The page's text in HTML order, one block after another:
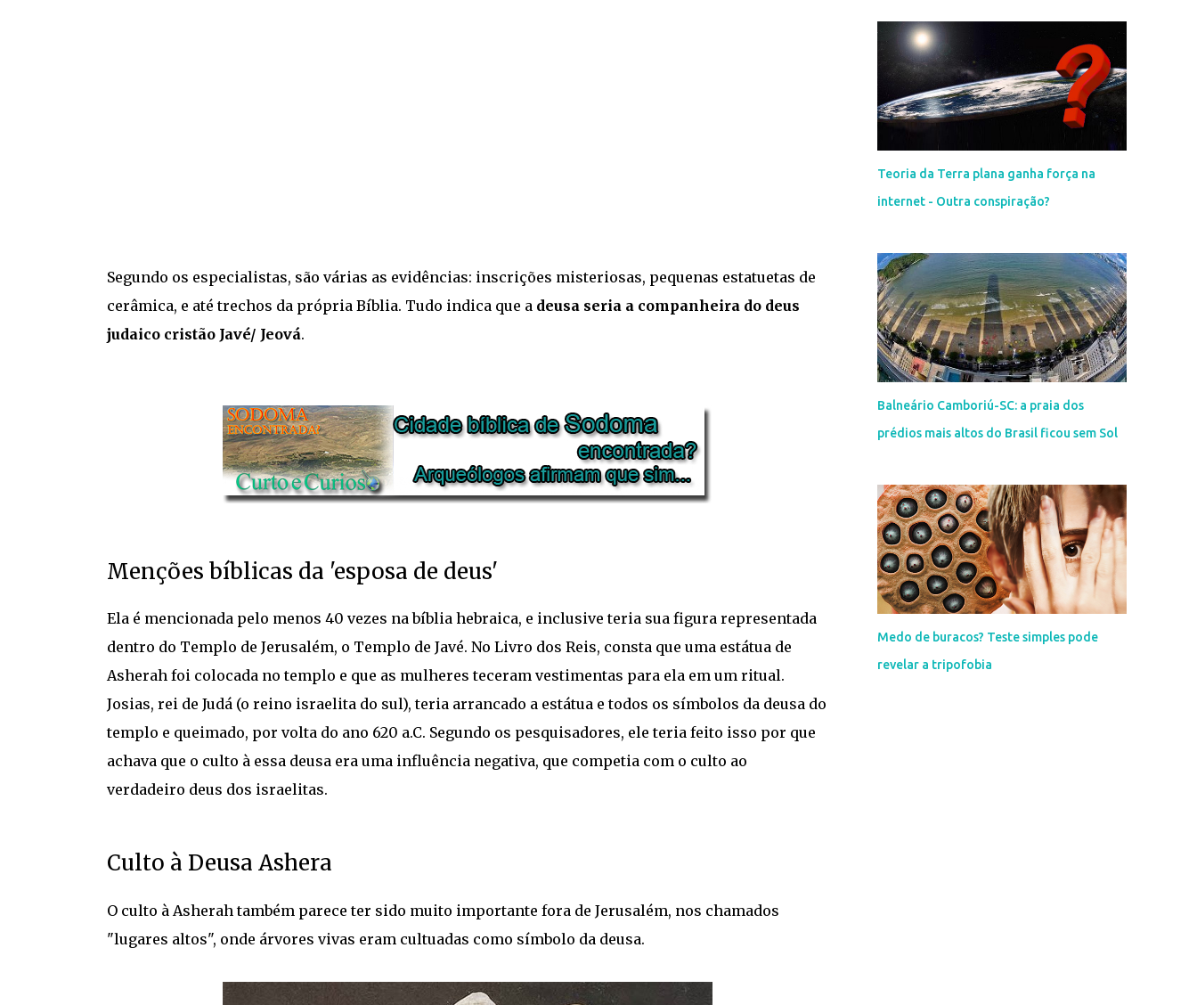
Segundo os especialistas, são várias as evidências: inscrições misteriosas, pequenas estatuetas de
cerâmica, e até trechos da própria Bíblia. Tudo indica que a deusa seria a companheira do deus
judaico cristão Javé/ Jeová.
Menções bíblicas da 'esposa de deus'
Ela é mencionada pelo menos 40 vezes na bíblia hebraica, e inclusive teria sua figura representada
dentro do Templo de Jerusalém, o Templo de Javé. No Livro dos Reis, consta que uma estátua de
Asherah foi colocada no templo e que as mulheres teceram vestimentas para ela em um ritual.
Josias, rei de Judá (o reino israelita do sul), teria arrancado a estátua e todos os símbolos da deusa do
templo e queimado, por volta do ano 620 a.C. Segundo os pesquisadores, ele teria feito isso por que
achava que o culto à essa deusa era uma influência negativa, que competia com o culto ao
verdadeiro deus dos israelitas.
Culto à Deusa Ashera
O culto à Asherah também parece ter sido muito importante fora de Jerusalém, nos chamados
"lugares altos", onde árvores vivas eram cultuadas como símbolo da deusa.
Teoria da Terra plana ganha força na
internet - Outra conspiração?
Balneário Camboriú-SC: a praia dos
prédios mais altos do Brasil ficou sem Sol
Medo de buracos? Teste simples pode
revelar a tripofobia